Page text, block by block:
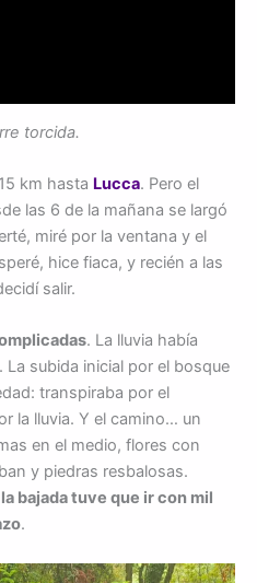
torcida.
km hasta Lucca. Pero el
las 6 de la mañana se largó
miré por la ventana y el
hice fiaca, y recién a las
salir.
. La lluvia había
subida inicial por el bosque
transpiraba por el
la lluvia. Y el camino… un
en el medio, flores con
y piedras resbalosas.
bajada tuve que ir con mil
.